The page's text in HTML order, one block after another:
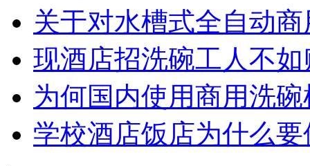
关于对水槽式全自动
现酒店招洗碗工人不
为何国内使用商用洗
学校酒店饭店为什么